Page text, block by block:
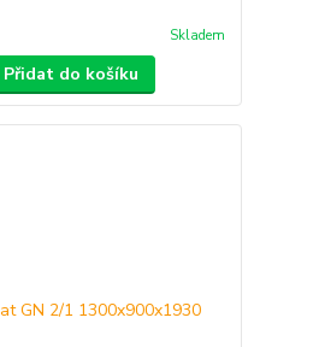
Skladem
Přidat do košíku